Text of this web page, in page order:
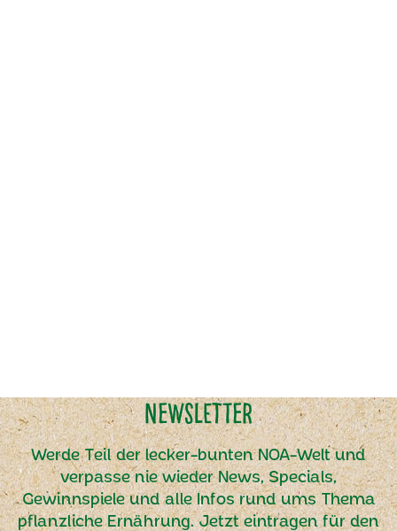
Newsletter
Werde Teil der lecker-bunten NOA-Welt und
verpasse nie wieder News, Specials,
Gewinnspiele und alle Infos rund ums Thema
pflanzliche Ernährung. Jetzt eintragen für den